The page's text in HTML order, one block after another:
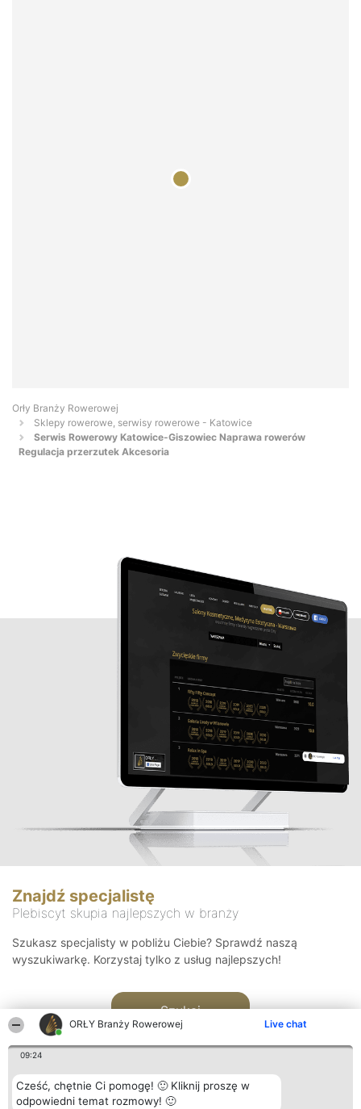
ORŁY Branży Rowerowej Live chat
09:24
Cześć, chętnie Ci pomogę! 🙂 Kliknij proszę w
odpowiedni temat rozmowy! 🙂
Orły Branży Rowerowej
Sklepy rowerowe, serwisy rowerowe - Katowice
Serwis Rowerowy Katowice-Giszowiec Naprawa rowerów
Regulacja przerzutek Akcesoria
Znajdź specjalistę
Plebiscyt skupia najlepszych w branży
Szukasz specjalisty w pobliżu Ciebie? Sprawdź naszą
wyszukiwarkę. Korzystaj tylko z usług najlepszych!
Szukaj